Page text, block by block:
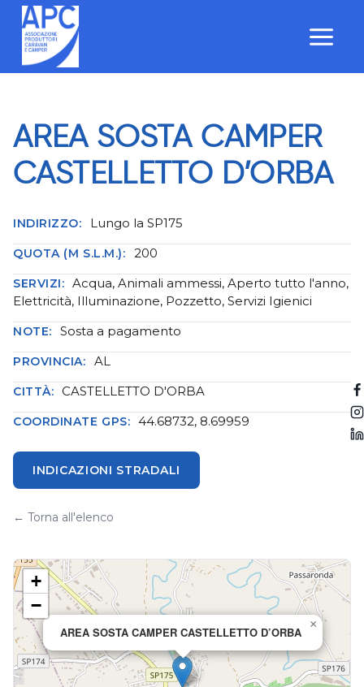
Salta
contenuto
AREA SOSTA CAMPER
CASTELLETTO D’ORBA
INDIRIZZO: Lungo la SP175
QUOTA (M S.L.M.): 200
SERVIZI: Acqua, Animali ammessi, Aperto tutto l'anno,
Elettricità, Illuminazione, Pozzetto, Servizi Igienici
NOTE: Sosta a pagamento
PROVINCIA: AL
CITTÀ: CASTELLETTO D'ORBA
COORDINATE GPS: 44.68732, 8.69959
INDICAZIONI STRADALI
← Torna all'elenco
AREA SOSTA CAMPER CASTELLETTO D’ORBA
×
+
−